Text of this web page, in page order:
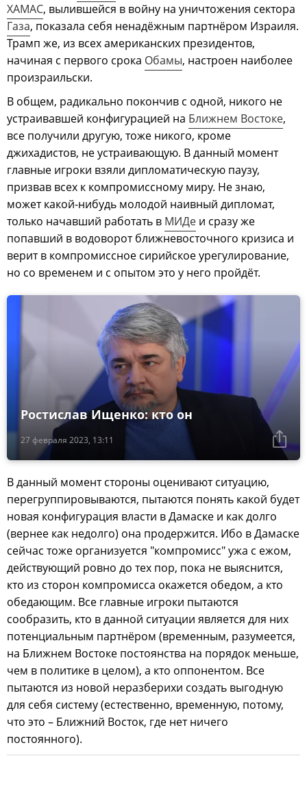
ХАМАС, вылившейся в войну на уничтожения сектора
Газа, показала себя ненадёжным партнёром Израиля.
Трамп же, из всех американских президентов,
начиная с первого срока Обамы, настроен наиболее
произраильски.
В общем, радикально покончив с одной, никого не
устраивавшей конфигурацией на Ближнем Востоке,
все получили другую, тоже никого, кроме
джихадистов, не устраивающую. В данный момент
главные игроки взяли дипломатическую паузу,
призвав всех к компромиссному миру. Не знаю,
может какой-нибудь молодой наивный дипломат,
только начавший работать в МИДе и сразу же
попавший в водоворот ближневосточного кризиса и
верит в компромиссное сирийское урегулирование,
но со временем и с опытом это у него пройдёт.
27 февраля 2023, 13:11
Ростислав Ищенко: кто он
В данный момент стороны оценивают ситуацию,
перегруппировываются, пытаются понять какой будет
новая конфигурация власти в Дамаске и как долго
(вернее как недолго) она продержится. Ибо в Дамаске
сейчас тоже организуется "компромисс" ужа с ежом,
действующий ровно до тех пор, пока не выяснится,
кто из сторон компромисса окажется обедом, а кто
обедающим. Все главные игроки пытаются
сообразить, кто в данной ситуации является для них
потенциальным партнёром (временным, разумеется,
на Ближнем Востоке постоянства на порядок меньше,
чем в политике в целом), а кто оппонентом. Все
пытаются из новой неразберихи создать выгодную
для себя систему (естественно, временную, потому,
что это – Ближний Восток, где нет ничего
постоянного).